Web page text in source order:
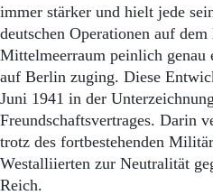
immer stärker und hielt jede
deutschen Operationen auf
Mittelmeerraum peinlich genau
auf Berlin zuging. Diese
Juni 1941 in der
Freundschaftsvertrages. Darin
trotz des fortbestehenden
Westalliierten zur Neutralität
Reich.